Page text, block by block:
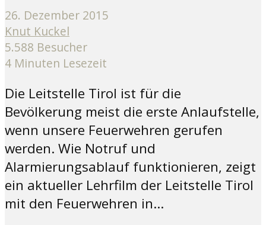
26. Dezember 2015
Knut Kuckel
5.588 Besucher
4 Minuten Lesezeit
Die Leitstelle Tirol ist für die
Bevölkerung meist die erste Anlaufstelle,
wenn unsere Feuerwehren gerufen
werden. Wie Notruf und
Alarmierungsablauf funktionieren, zeigt
ein aktueller Lehrfilm der Leitstelle Tirol
mit den Feuerwehren in...